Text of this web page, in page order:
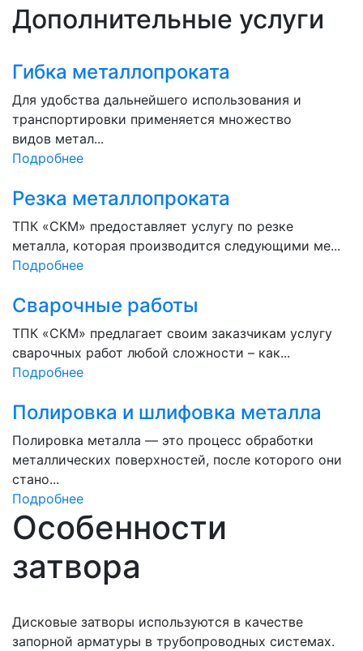
Дополнительные услуги
Гибка металлопроката
Для удобства дальнейшего использования и
транспортировки применяется множество
видов метал...
Подробнее
Резка металлопроката
ТПК «СКМ» предоставляет услугу по резке
металла, которая производится следующими ме...
Подробнее
Сварочные работы
ТПК «СКМ» предлагает своим заказчикам услугу
сварочных работ любой сложности – как...
Подробнее
Полировка и шлифовка металла
Полировка металла — это процесс обработки
металлических поверхностей, после которого они
стано...
Подробнее
Особенности
затвора
Дисковые затворы используются в качестве
запорной арматуры в трубопроводных системах.